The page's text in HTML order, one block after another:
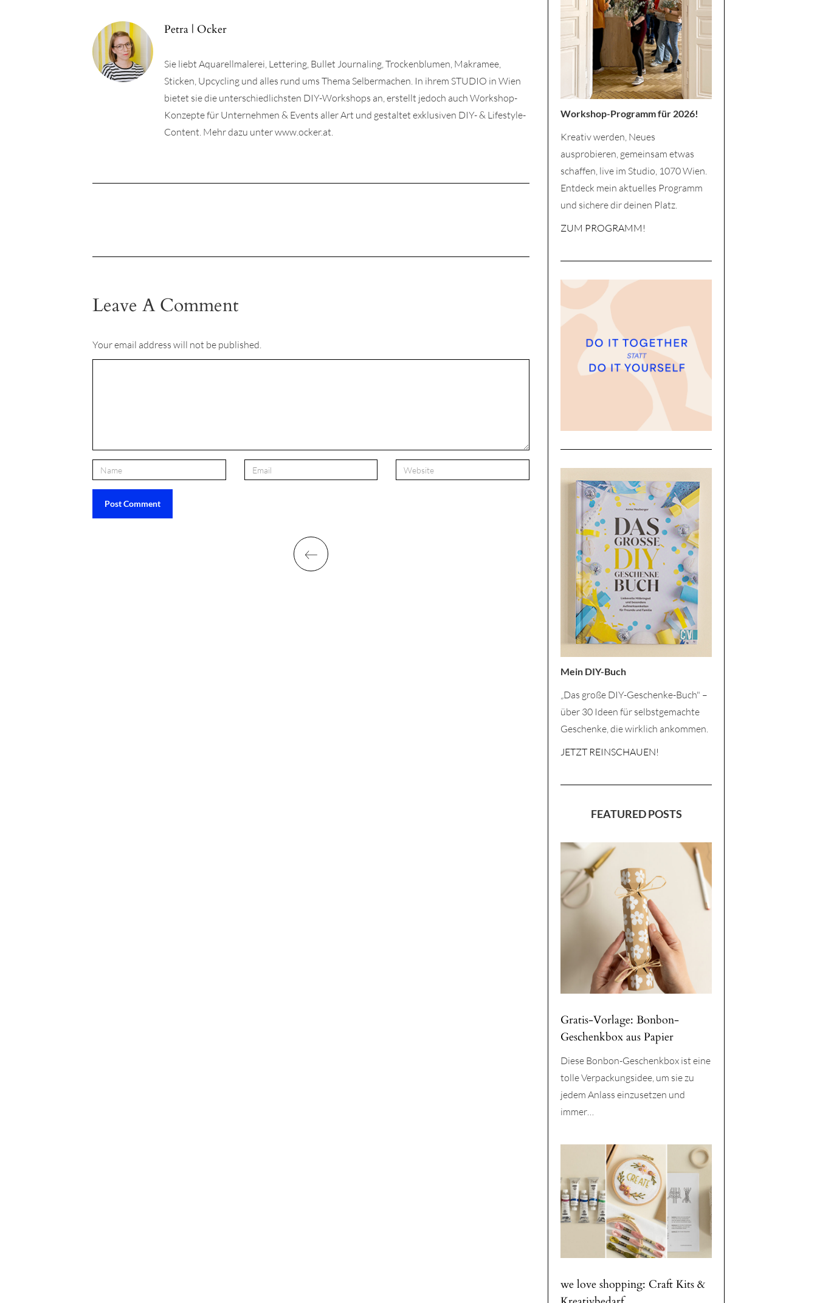
Petra | Ocker
Sie liebt Aquarellmalerei, Lettering, Bullet Journaling, Trockenblumen, Makramee,
Sticken, Upcycling und alles rund ums Thema Selbermachen. In ihrem STUDIO in Wien
bietet sie die unterschiedlichsten DIY-Workshops an, erstellt jedoch auch Workshop-
Konzepte für Unternehmen & Events aller Art und gestaltet exklusiven DIY- & Lifestyle-
Content. Mehr dazu unter www.ocker.at.
Leave A Comment
Your email address will not be published.
Workshop-Programm für 2026!
Kreativ werden, Neues
ausprobieren, gemeinsam etwas
schaffen, live im Studio, 1070 Wien.
Entdeck mein aktuelles Programm
und sichere dir deinen Platz.
ZUM PROGRAMM!
Mein DIY-Buch
„Das große DIY-Geschenke-Buch" –
über 30 Ideen für selbstgemachte
Geschenke, die wirklich ankommen.
JETZT REINSCHAUEN!
FEATURED POSTS
Gratis-Vorlage: Bonbon-
Geschenkbox aus Papier
Diese Bonbon-Geschenkbox ist eine
tolle Verpackungsidee, um sie zu
jedem Anlass einzusetzen und
immer…
we love shopping: Craft Kits &